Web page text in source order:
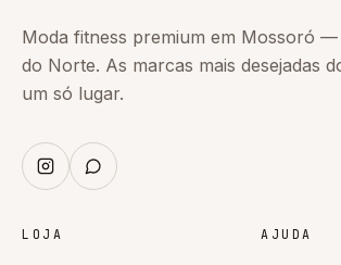
Moda fitness premium em Mossoró —
do Norte. As marcas mais desejadas
um só lugar.
LOJA AJUDA